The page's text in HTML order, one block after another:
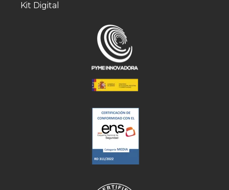
Kit Digital